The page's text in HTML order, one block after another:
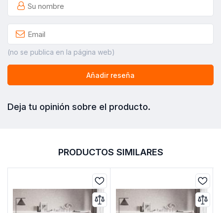
(no se publica en la página web)
Añadir reseña
Deja tu opinión sobre el producto.
PRODUCTOS SIMILARES